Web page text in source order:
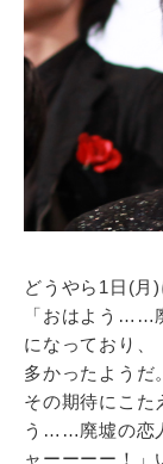
どうやら1日(月
「おはよう……
になっており、
多かったようだ。
その期待にこた
う……廃墟の恋
ャーーーー！」